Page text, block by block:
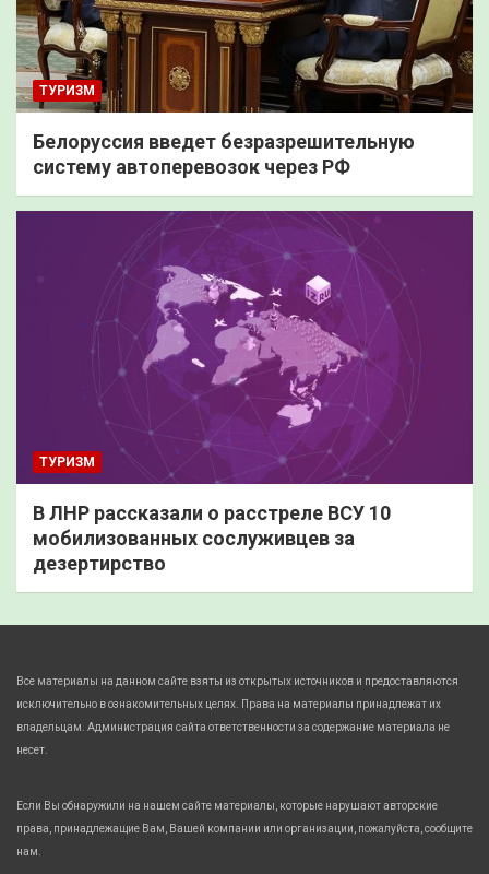
ТУРИЗМ
Белоруссия введет безразрешительную
систему автоперевозок через РФ
ТУРИЗМ
В ЛНР рассказали о расстреле ВСУ 10
мобилизованных сослуживцев за
дезертирство
Все материалы на данном сайте взяты из открытых источников и предоставляются
исключительно в ознакомительных целях. Права на материалы принадлежат их
владельцам. Администрация сайта ответственности за содержание материала не
несет.
Если Вы обнаружили на нашем сайте материалы, которые нарушают авторские
права, принадлежащие Вам, Вашей компании или организации, пожалуйста, сообщите
нам.